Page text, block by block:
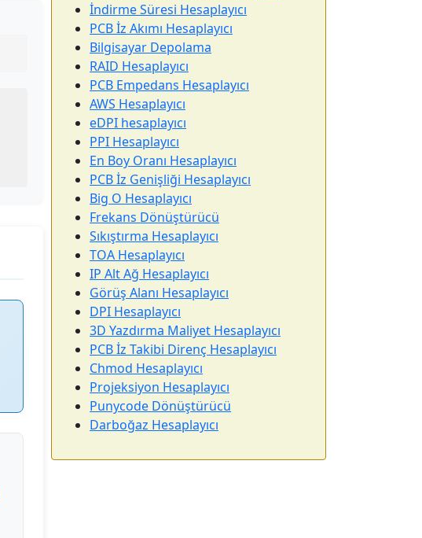
İndirme Süresi Hesaplayıcı
PCB İz Akımı Hesaplayıcı
Bilgisayar Depolama
RAID Hesaplayıcı
PCB Empedans Hesaplayıcı
AWS Hesaplayıcı
eDPI hesaplayıcı
PPI Hesaplayıcı
En Boy Oranı Hesaplayıcı
PCB İz Genişliği Hesaplayıcı
Big O Hesaplayıcı
Frekans Dönüştürücü
Sıkıştırma Hesaplayıcı
TOA Hesaplayıcı
IP Alt Ağ Hesaplayıcı
Görüş Alanı Hesaplayıcı
DPI Hesaplayıcı
3D Yazdırma Maliyet Hesaplayıcı
PCB İz Takibi Direnç Hesaplayıcı
Chmod Hesaplayıcı
Projeksiyon Hesaplayıcı
Punycode Dönüştürücü
Darboğaz Hesaplayıcı